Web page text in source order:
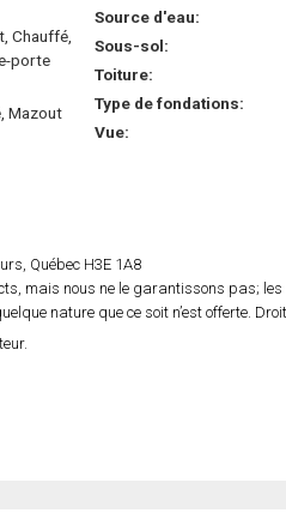
Chauffé,
porte
Mazout
Source d'eau:
Sous-sol:
Toiture:
Type de fondations:
Vue:
Québec H3E 1A8
mais nous ne le garantissons pas;
nature que ce soit n’est offerte.